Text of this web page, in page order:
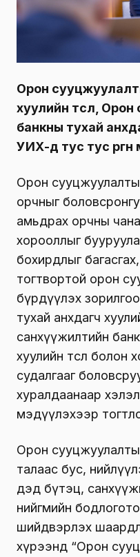
Орон
хуулийн төсөл,
банкны тухай
УИХ-д тус тус
Орон
орчныг
амьдрах орчны
хорооллыг
бохирдлыг
тогтвортой орон
бүрдүүлэх
тухай анхдагч
санхүүжилтийн
хуулийн төсөл
судалгааг
хуралдаанаар
мэдүүлэхээр
Орон
талаас бус,
дэд бүтэц,
нийгмийн
шийдвэрлэх
хүрээнд “Орон